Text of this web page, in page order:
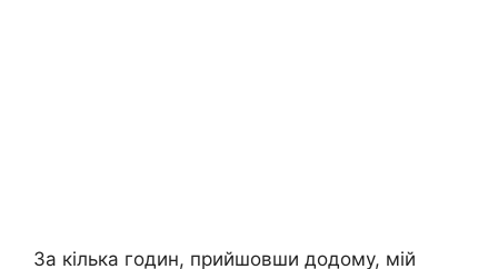
За кілька годин, прийшовши додому, мій